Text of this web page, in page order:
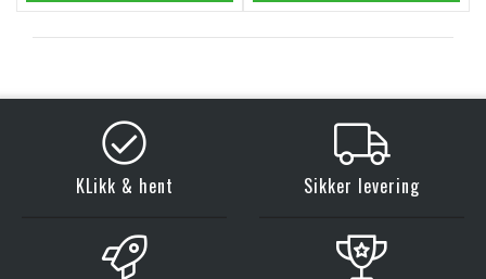
KLikk & hent Sikker levering